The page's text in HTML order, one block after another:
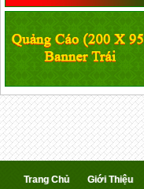
Trang Chủ Giới Thiệu